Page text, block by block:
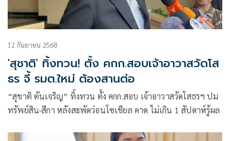
12 กันยายน 2568
'สุชาติ' ทิ้งทวน! ตั้ง คกก.สอบเจ้าอาวาสวัดโส
ธร จี้ รมต.ใหม่ ต้องสานต่อ
“สุชาติ ตันเจริญ” ทิ้งทวน ตั้ง คกก.สอบ​ เจ้าอาวาสวัดโสธรฯ​ ปม​
ทรัพย์สิน​-​สีกา​ หลังสะพัดว่อนโซเชียล​ คาด​ ไม่เกิน​ 1 สัปดาห์รู้ผล​